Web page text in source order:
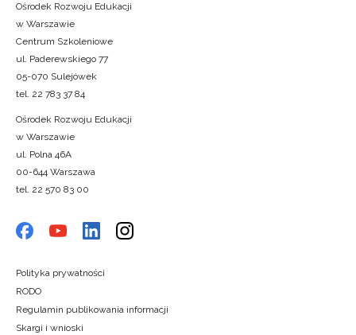
Ośrodek Rozwoju Edukacji
w Warszawie
Centrum Szkoleniowe
ul. Paderewskiego 77
05-070 Sulejówek
tel. 22 783 37 84
Ośrodek Rozwoju Edukacji
w Warszawie
ul. Polna 46A
00-644 Warszawa
tel. 22 570 83 00
Polityka prywatności
RODO
Regulamin publikowania informacji
Skargi i wnioski